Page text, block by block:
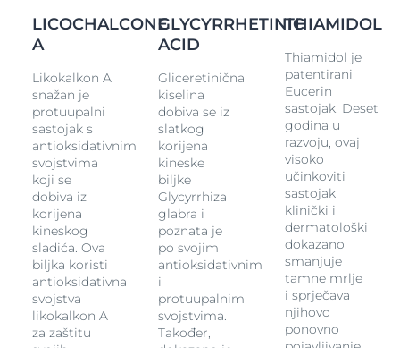
Eucerin Pigment Control fluid SPF 50+ ima laganu
teksturu koja se brzo upija te je klinički i dermatološki
dokazano dobro podnošljiv i na osjetljivoj koži.
(1) - Udovoljavanje najviših standarda za UVA i UVB
zaštitu kako je definiralo udruženje Cosmetics Europe.
Razine UVA zaštite veće su od zahtjeva EU.
KLINIČKA ISTRAŽIVANJA
Kliničke i dermatološke studije pokazuju dobru
podnošljivost čak i na osjetljivoj koži.
Svojstva
lagana tekstura
formula koja se ne lijepi
nemasna formula
brzo se upija
LICOCHALCONE
A
Likokalkon A
snažan je
protuupalni
sastojak s
antioksidativnim
svojstvima
koji se
dobiva iz
korijena
kineskog
sladića. Ova
biljka koristi
antioksidativna
svojstva
likokalkon A
za zaštitu
GLYCYRRHETINIC
ACID
Gliceretinična
kiselina
dobiva se iz
slatkog
korijena
kineske
biljke
Glycyrrhiza
glabra i
poznata je
po svojim
antioksidativnim
i
protuupalnim
svojstvima.
Također,
THIAMIDOL
Thiamidol je
patentirani
Eucerin
sastojak. Deset
godina u
razvoju, ovaj
visoko
učinkoviti
sastojak
klinički i
dermatološki
dokazano
smanjuje
tamne mrlje
i sprječava
njihovo
ponovno